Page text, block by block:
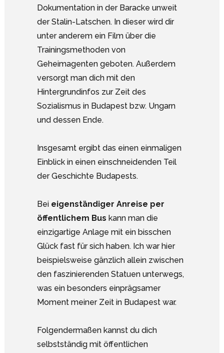
Dokumentation in der Baracke unweit
der Stalin-Latschen. In dieser wird dir
unter anderem ein Film über die
Trainingsmethoden von
Geheimagenten geboten. Außerdem
versorgt man dich mit den
Hintergrundinfos zur Zeit des
Sozialismus in Budapest bzw. Ungarn
und dessen Ende.
Insgesamt ergibt das einen einmaligen
Einblick in einen einschneidenden Teil
der Geschichte Budapests.
Bei eigenständiger Anreise per
öffentlichem Bus kann man die
einzigartige Anlage mit ein bisschen
Glück fast für sich haben. Ich war hier
beispielsweise gänzlich allein zwischen
den faszinierenden Statuen unterwegs,
was ein besonders einprägsamer
Moment meiner Zeit in Budapest war.
Folgendermaßen kannst du dich
selbstständig mit öffentlichen